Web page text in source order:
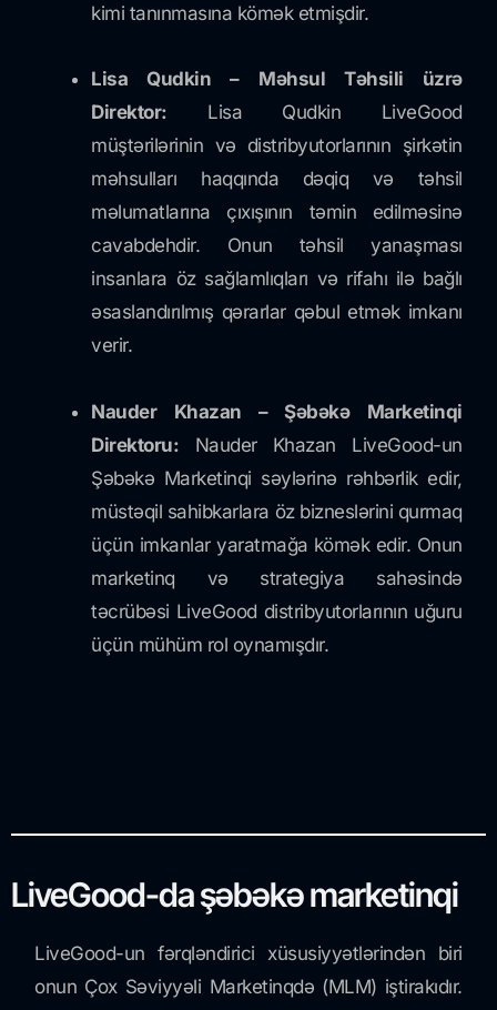
kimi tanınmasına kömək etmişdir.
Lisa Qudkin – Məhsul Təhsili üzrə
Direktor: Lisa Qudkin LiveGood
müştərilərinin və distribyutorlarının şirkətin
məhsulları haqqında dəqiq və təhsil
məlumatlarına çıxışının təmin edilməsinə
cavabdehdir. Onun təhsil yanaşması
insanlara öz sağlamlıqları və rifahı ilə bağlı
əsaslandırılmış qərarlar qəbul etmək imkanı
verir.
Nauder Khazan – Şəbəkə Marketinqi
Direktoru: Nauder Khazan LiveGood-un
Şəbəkə Marketinqi səylərinə rəhbərlik edir,
müstəqil sahibkarlara öz bizneslərini qurmaq
üçün imkanlar yaratmağa kömək edir. Onun
marketinq və strategiya sahəsində
təcrübəsi LiveGood distribyutorlarının uğuru
üçün mühüm rol oynamışdır.
LiveGood-da şəbəkə marketinqi
LiveGood-un fərqləndirici xüsusiyyətlərindən biri
onun Çox Səviyyəli Marketinqdə (MLM) iştirakıdır.